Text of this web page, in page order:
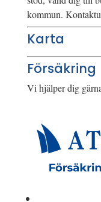
kommun.
Karta
Försäkring
Vi hjälper dig